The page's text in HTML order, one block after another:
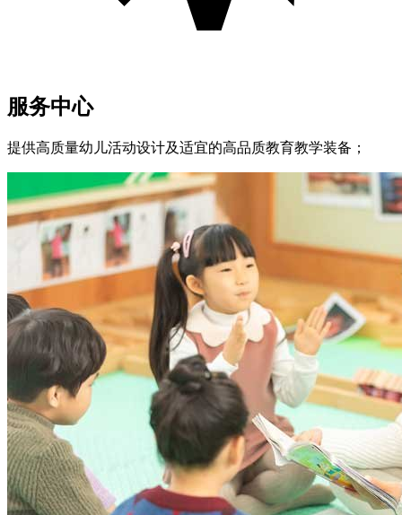
服务中心
提供高质量幼儿活动设计及适宜的高品质教育教学装备；